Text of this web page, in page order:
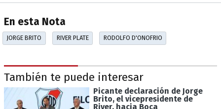
En esta Nota
JORGE BRITO RIVER PLATE RODOLFO D'ONOFRIO
También te puede interesar
Picante declaración de Jorge
Brito, el vicepresidente de
River, hacia Boca